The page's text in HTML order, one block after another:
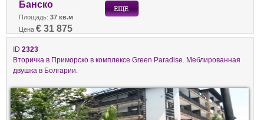
Банско
Площадь: 37 кв.м
Цена € 31 875
ID 2323
Вторичка в Приморско в комплексе Green Paradise. Меблированная
двушка в Болгарии.